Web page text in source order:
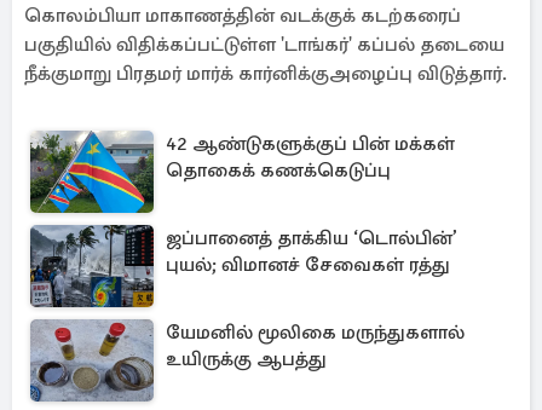
கொலம்பியா மாகாணத்தின் வடக்குக் கடற்கரைப்
பகுதியில் விதிக்கப்பட்டுள்ள 'டாங்கர்' கப்பல் தடையை
நீக்குமாறு பிரதமர் மார்க் கார்னிக்குஅழைப்பு விடுத்தார்.
42 ஆண்டுகளுக்குப் பின் மக்கள்
தொகைக் கணக்கெடுப்பு
ஜப்பானைத் தாக்கிய ‘டொல்பின்’
புயல்; விமானச் சேவைகள் ரத்து
யேமனில் மூலிகை மருந்துகளால்
உயிருக்கு ஆபத்து